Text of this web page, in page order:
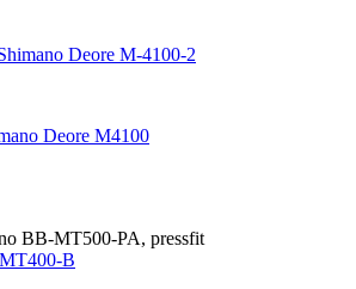
Deore M-4100-2
Deore M4100
BB-MT500-PA, pressfit
B